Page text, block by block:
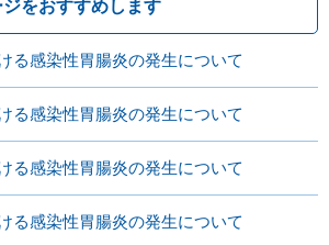
をおすすめします
る感染性胃腸炎の発生について
る感染性胃腸炎の発生について
る感染性胃腸炎の発生について
る感染性胃腸炎の発生について